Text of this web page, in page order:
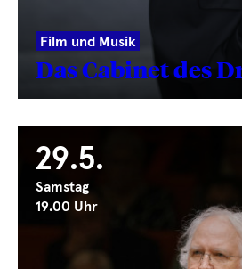
Film und Musik
Das Cabinet des
29.5.
Samstag
19.00 Uhr